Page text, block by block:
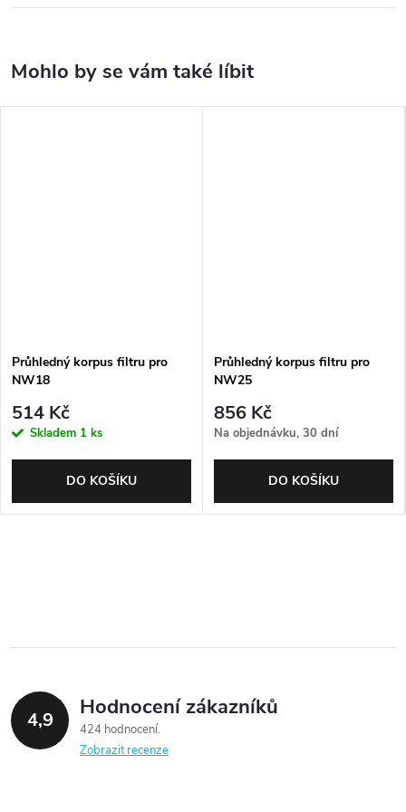
Průhledný korpus filtru pro
NW18
514 Kč
Skladem 1 ks
DO KOŠÍKU
Průhledný korpus filtru pro
NW25
856 Kč
Na objednávku, 30 dní
DO KOŠÍKU
4,9 Hodnocení zákazníků
424 hodnocení
Zobrazit recenze